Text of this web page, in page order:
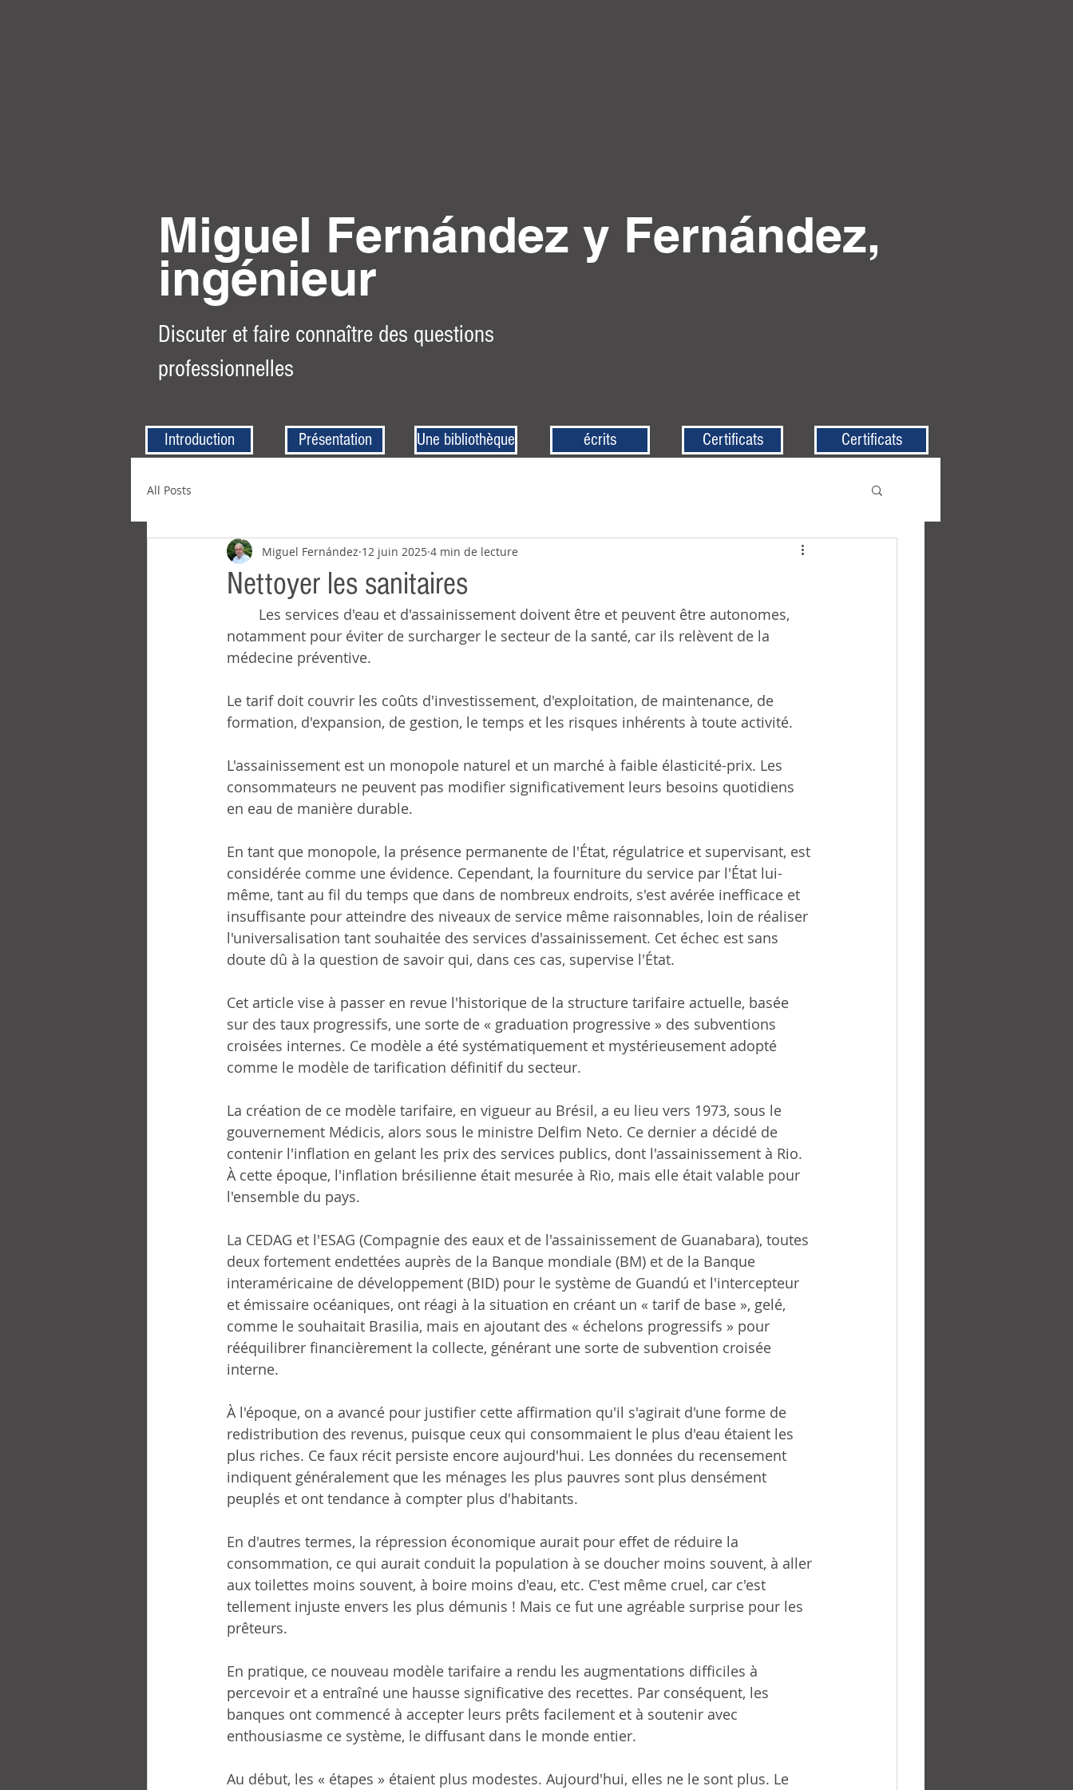
Miguel Fernández y Fernández,
ingénieur
Discuter et faire connaître des questions
professionnelles
Introduction Présentation Une bibliothèque écrits Certificats Certificats
All Posts
Nettoyer les sanitaires
Miguel Fernández 12 juin 2025 4 min de lecture
notamment pour éviter de surcharger le secteur de la santé, car ils relèvent de la
médecine préventive.
Le tarif doit couvrir les coûts d'investissement, d'exploitation, de maintenance, de
formation, d'expansion, de gestion, le temps et les risques inhérents à toute activité.
L'assainissement est un monopole naturel et un marché à faible élasticité-prix. Les
consommateurs ne peuvent pas modifier significativement leurs besoins quotidiens
en eau de manière durable.
En tant que monopole, la présence permanente de l'État, régulatrice et supervisant, est
considérée comme une évidence. Cependant, la fourniture du service par l'État lui-
même, tant au fil du temps que dans de nombreux endroits, s'est avérée inefficace et
insuffisante pour atteindre des niveaux de service même raisonnables, loin de réaliser
l'universalisation tant souhaitée des services d'assainissement. Cet échec est sans
doute dû à la question de savoir qui, dans ces cas, supervise l'État.
Cet article vise à passer en revue l'historique de la structure tarifaire actuelle, basée
sur des taux progressifs, une sorte de « graduation progressive » des subventions
croisées internes. Ce modèle a été systématiquement et mystérieusement adopté
comme le modèle de tarification définitif du secteur.
La création de ce modèle tarifaire, en vigueur au Brésil, a eu lieu vers 1973, sous le
gouvernement Médicis, alors sous le ministre Delfim Neto. Ce dernier a décidé de
contenir l'inflation en gelant les prix des services publics, dont l'assainissement à Rio.
À cette époque, l'inflation brésilienne était mesurée à Rio, mais elle était valable pour
l'ensemble du pays.
La CEDAG et l'ESAG (Compagnie des eaux et de l'assainissement de Guanabara), toutes
deux fortement endettées auprès de la Banque mondiale (BM) et de la Banque
interaméricaine de développement (BID) pour le système de Guandú et l'intercepteur
et émissaire océaniques, ont réagi à la situation en créant un « tarif de base », gelé,
comme le souhaitait Brasilia, mais en ajoutant des « échelons progressifs » pour
rééquilibrer financièrement la collecte, générant une sorte de subvention croisée
interne.
À l'époque, on a avancé pour justifier cette affirmation qu'il s'agirait d'une forme de
redistribution des revenus, puisque ceux qui consommaient le plus d'eau étaient les
plus riches. Ce faux récit persiste encore aujourd'hui. Les données du recensement
indiquent généralement que les ménages les plus pauvres sont plus densément
peuplés et ont tendance à compter plus d'habitants.
En d'autres termes, la répression économique aurait pour effet de réduire la
consommation, ce qui aurait conduit la population à se doucher moins souvent, à aller
aux toilettes moins souvent, à boire moins d'eau, etc. C'est même cruel, car c'est
tellement injuste envers les plus démunis ! Mais ce fut une agréable surprise pour les
prêteurs.
En pratique, ce nouveau modèle tarifaire a rendu les augmentations difficiles à
percevoir et a entraîné une hausse significative des recettes. Par conséquent, les
banques ont commencé à accepter leurs prêts facilement et à soutenir avec
enthousiasme ce système, le diffusant dans le monde entier.
Au début, les « étapes » étaient plus modestes. Aujourd'hui, elles ne le sont plus. Le